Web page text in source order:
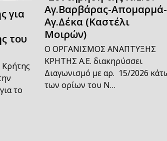
για
του
το
Αγ.Βαρβάρας-Απομαρμά-
Αγ.Δέκα (Καστέλι
Μοιρών)
Ο ΟΡΓΑΝΙΣΜΟΣ ΑΝΑΠΤΥΞΗΣ
ΚΡΗΤΗΣ Α.Ε. διακηρύσσει
Διαγωνισμό με αρ. 15/2026
των ορίων του Ν…